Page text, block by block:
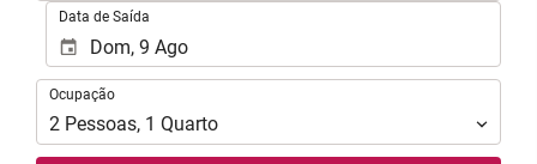
Data de Saída
Ocupação
Ocupação
2 Pessoas, 1 Quarto